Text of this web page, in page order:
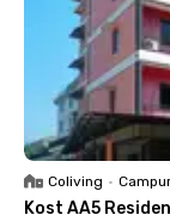
Coliving •
Kost AA5